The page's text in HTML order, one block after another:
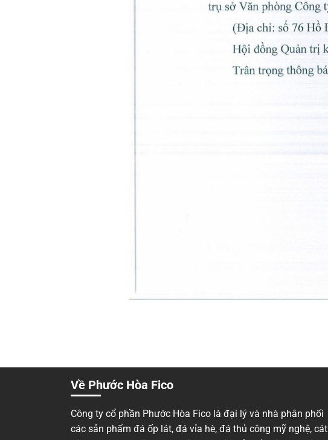
Về Phước Hòa Fico
Công ty cổ phần Phước Hòa Fico là đại lý và nhà phân phối
các sản phẩm đá ốp lát, đá vỉa hè, đá thủ công mỹ nghệ, cát